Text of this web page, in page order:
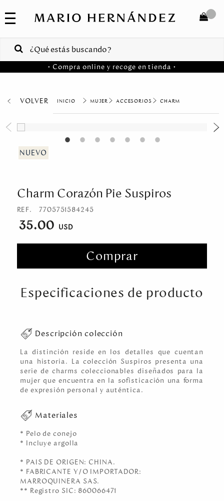
COLECCIONES
VENTAS
CORPORATIVAS
Venezuela
COMPRAR
• Compra online y recoge en tienda •
VOLVER MUJER ACCESORIOS CHARM
Charm Corazón Pie Suspiros
REF. 7705751584245
35.00
Comprar
Especificaciones de producto
Descripción colección
La distinción reside en los detalles que cuentan
una historia. La colección Suspiros presenta una
serie de charms coleccionables diseñados para la
mujer que encuentra en la sofisticación una forma
de expresión personal y auténtica.
Materiales
* Pelo de conejo
* Incluye argolla
* PAIS DE ORIGEN: CHINA.
* FABRICANTE Y/O IMPORTADOR:
MARROQUINERA SAS.
** Registro SIC: 860066471